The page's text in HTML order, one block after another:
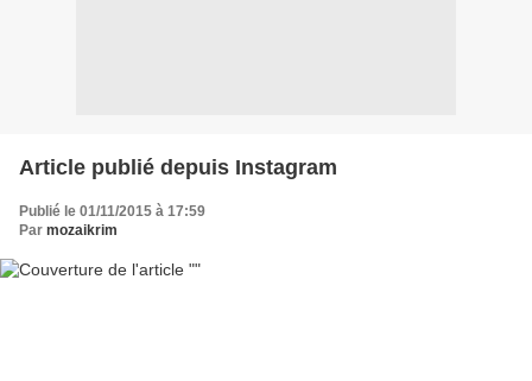
Article publié depuis Instagram
Publié le 01/11/2015 à 17:59
Par mozaikrim